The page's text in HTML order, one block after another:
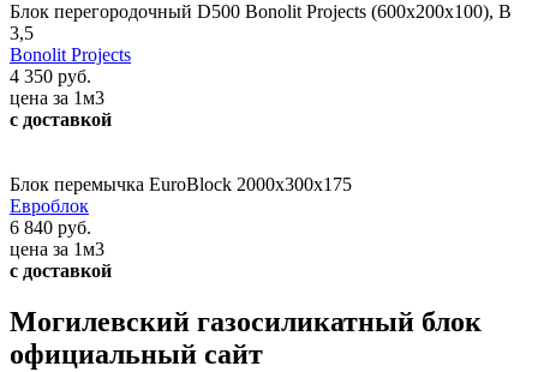
Блок перегородочный D500 Bonolit Projects (600х200х100), В
3,5
Bonolit Projects
4 350 руб.
цена за 1м3
с доставкой
Блок перемычка EuroBlock 2000х300х175
Евроблок
6 840 руб.
цена за 1м3
с доставкой
Могилевский газосиликатный блок
официальный сайт